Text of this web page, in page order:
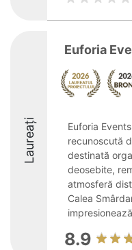
Laureați
Euforia
Euforia
recunoscută
destinată
deosebite,
atmosferă
Calea
8.9